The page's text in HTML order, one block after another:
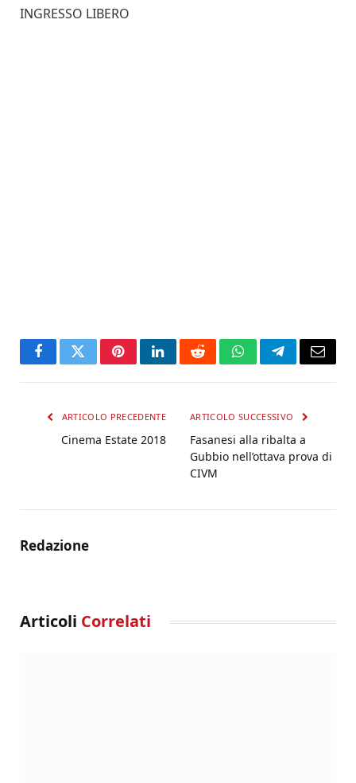
INGRESSO LIBERO
FacebookTwitterPinterestLinkedInRedditWhatsAppTelegramEmail
ARTICOLO PRECEDENTE
Cinema Estate 2018
ARTICOLO SUCCESSIVO
Fasanesi alla ribalta a
Gubbio nell’ottava prova di
CIVM
Redazione
Articoli Correlati